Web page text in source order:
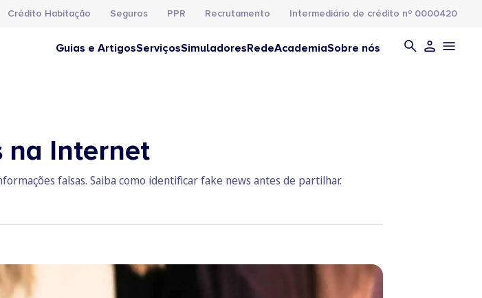
Crédito Habitação Seguros PPR Recrutamento Intermediário de crédito nº 0000420
Guias e ArtigosServiçosSimuladoresRedeAcademiaSobre nós
na Internet
falsas. Saiba como identificar fake news antes de partilhar.